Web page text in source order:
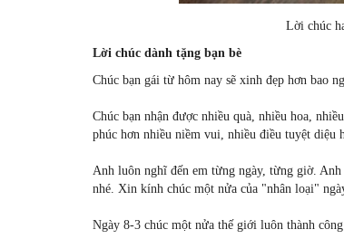
Lời chúc
Lời chúc dành tặng bạn bè
Chúc bạn gái từ hôm nay sẽ xinh đẹp hơn bao
Chúc bạn nhận được nhiều quà, nhiều hoa,
phúc hơn nhiều niềm vui, nhiều điều tuyệt diệu
Anh luôn nghĩ đến em từng ngày, từng giờ.
nhé. Xin kính chúc một nửa của "nhân loại"
Ngày 8-3 chúc một nửa thế giới luôn thành